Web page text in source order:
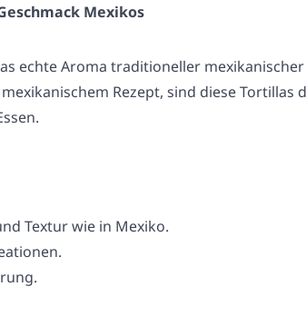
Mexikos
echte Aroma traditioneller
Rezept, sind diese Tortillas
Textur wie in Mexiko.